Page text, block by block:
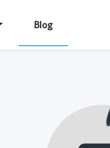
Blog